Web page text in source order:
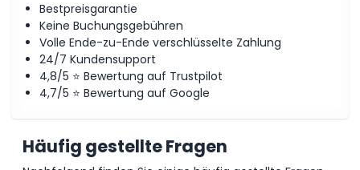
Bestpreisgarantie
Keine Buchungsgebühren
Volle Ende-zu-Ende verschlüsselte Zahlung
24/7 Kundensupport
4,8/5 ⭐ Bewertung auf Trustpilot
4,7/5 ⭐ Bewertung auf Google
Häufig gestellte Fragen